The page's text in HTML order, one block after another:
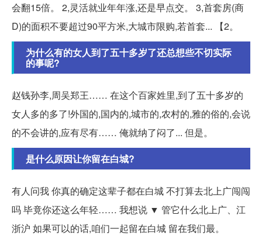
会翻15倍。 2,灵活就业年年涨,还是早点交。 3,首套房(商
D)的面积不要超过90平方米,大城市限购,若首套... 【2。
为什么有的女人到了五十多岁了还总想些不切实际
的事呢?
赵钱孙李,周吴郑王…… 在这个百家姓里,到了五十多岁的
女人多的多了!外国的,国内的,城市的,农村的,雅的俗的,会说
的不会讲的,应有尽有…… 俺就纳了闷了... 但是。
是什么原因让你留在白城?
有人问我 你真的确定这辈子都在白城 不打算去北上广闯闯
吗 毕竟你还这么年轻…… 我想说 ▼ 管它什么北上广、江
浙沪 如果可以的话,咱们一起留在白城 留在我们最。